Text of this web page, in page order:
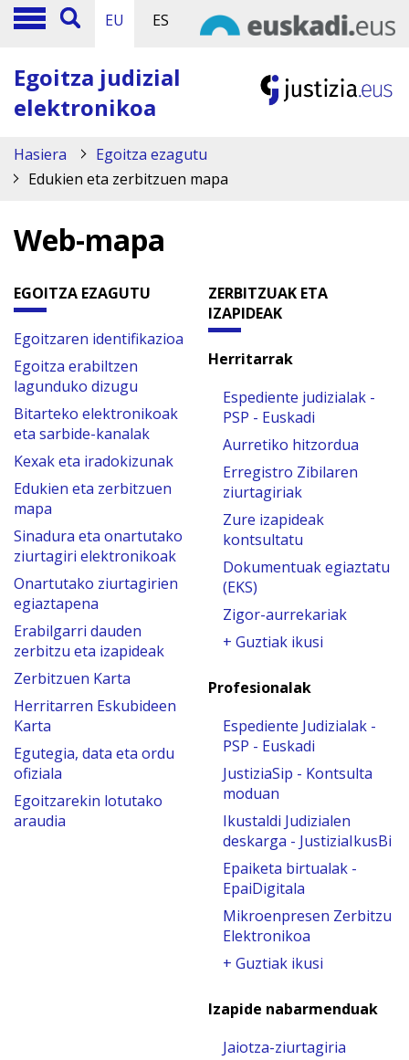
EU ES
Egoitza judizial
elektronikoa
Hasiera
Egoitza ezagutu
Edukien eta zerbitzuen mapa
Web-mapa
EGOITZA EZAGUTU
Egoitzaren identifikazioa
Egoitza erabiltzen
lagunduko dizugu
Bitarteko elektronikoak
eta sarbide-kanalak
Kexak eta iradokizunak
Edukien eta zerbitzuen
mapa
Sinadura eta onartutako
ziurtagiri elektronikoak
Onartutako ziurtagirien
egiaztapena
Erabilgarri dauden
zerbitzu eta izapideak
Zerbitzuen Karta
Herritarren Eskubideen
Karta
Egutegia, data eta ordu
ofiziala
Egoitzarekin lotutako
araudia
ZERBITZUAK ETA
IZAPIDEAK
Herritarrak
Espediente judizialak -
PSP - Euskadi
Aurretiko hitzordua
Erregistro Zibilaren
ziurtagiriak
Zure izapideak
kontsultatu
Dokumentuak egiaztatu
(EKS)
Zigor-aurrekariak
+ Guztiak ikusi
Profesionalak
Espediente Judizialak -
PSP - Euskadi
JustiziaSip - Kontsulta
moduan
Ikustaldi Judizialen
deskarga - JustiziaIkusBi
Epaiketa birtualak -
EpaiDigitala
Mikroenpresen Zerbitzu
Elektronikoa
+ Guztiak ikusi
Izapide nabarmenduak
Jaiotza-ziurtagiria